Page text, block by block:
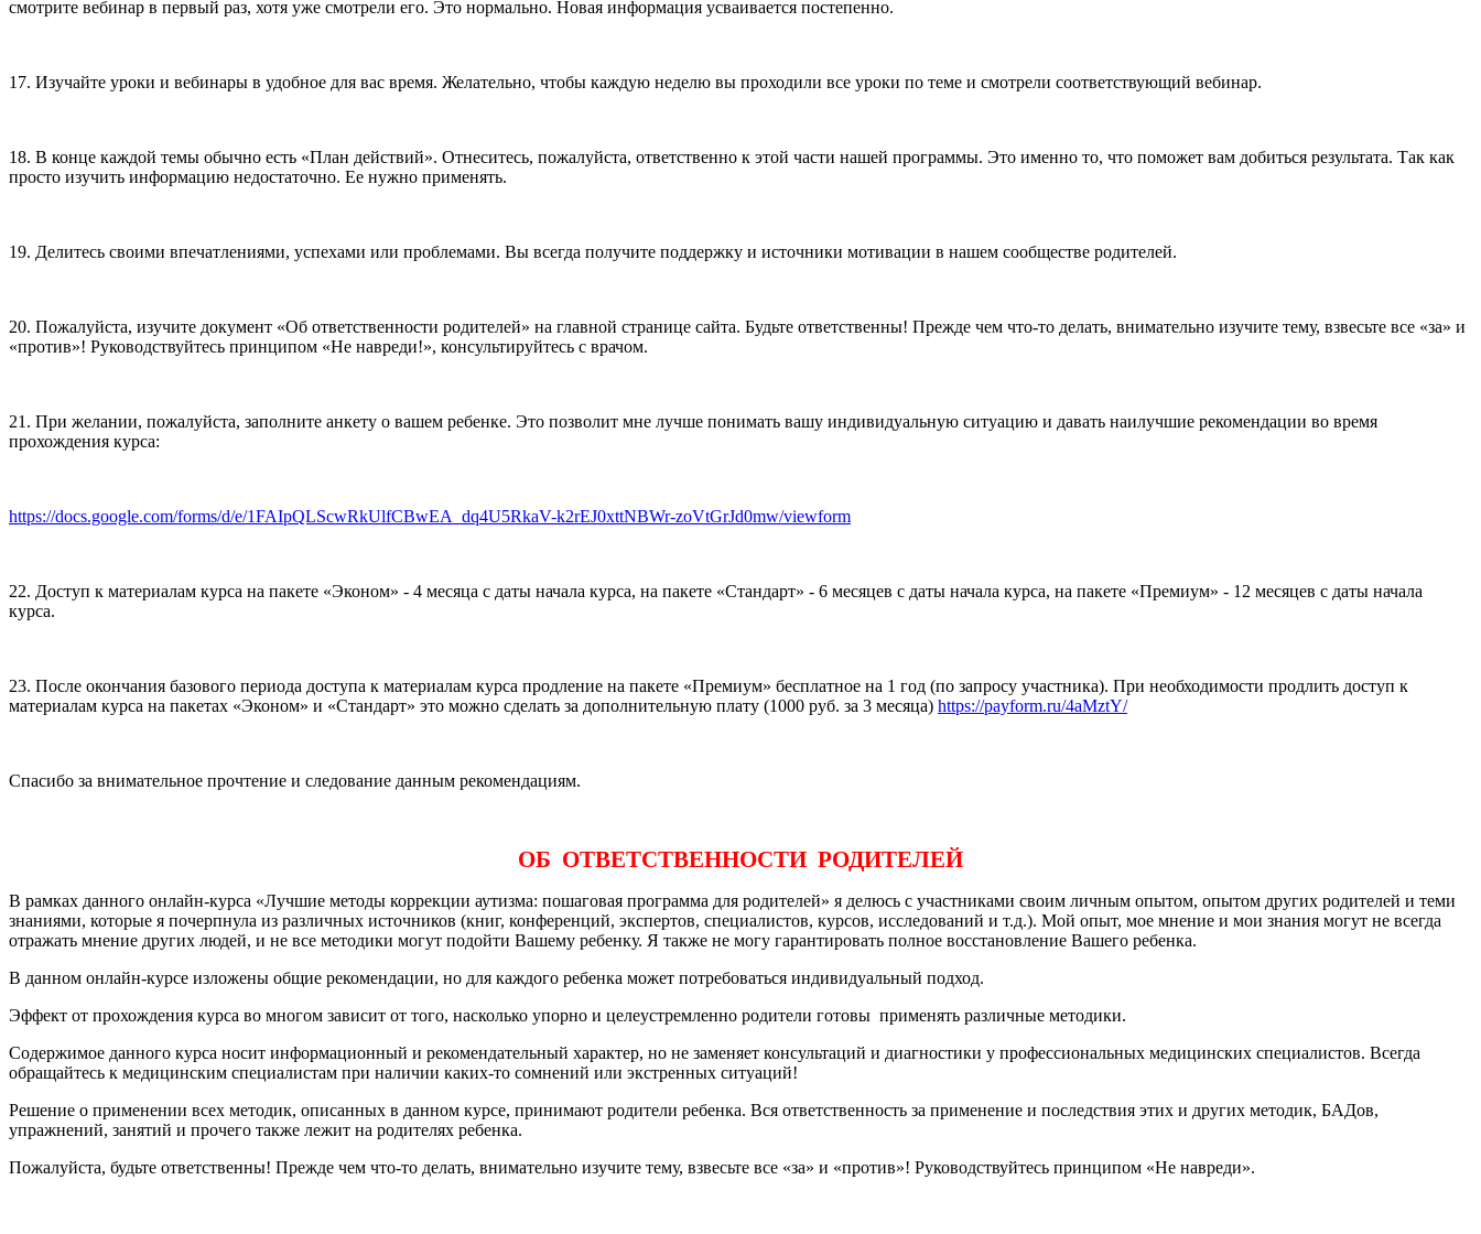
смотрите вебинар в первый раз, хотя уже смотрели его. Это нормально. Новая информация усваивается постепенно.
17. Изучайте уроки и вебинары в удобное для вас время. Желательно, чтобы каждую неделю вы проходили все уроки по теме и смотрели соответствующий вебинар.
18. В конце каждой темы обычно есть «План действий». Отнеситесь, пожалуйста, ответственно к этой части нашей программы. Это именно то, что поможет вам добиться результата. Так как
просто изучить информацию недостаточно. Ее нужно применять.
19. Делитесь своими впечатлениями, успехами или проблемами. Вы всегда получите поддержку и источники мотивации в нашем сообществе родителей.
20. Пожалуйста, изучите документ «Об ответственности родителей» на главной странице сайта. Будьте ответственны! Прежде чем что-то делать, внимательно изучите тему, взвесьте все «за» и
«против»! Руководствуйтесь принципом «Не навреди!», консультируйтесь с врачом.
21. При желании, пожалуйста, заполните анкету о вашем ребенке. Это позволит мне лучше понимать вашу индивидуальную ситуацию и давать наилучшие рекомендации во время
прохождения курса:
https://docs.google.com/forms/d/e/1FAIpQLScwRkUlfCBwEA_dq4U5RkaV-k2rEJ0xttNBWr-zoVtGrJd0mw/viewform
22. Доступ к материалам курса на пакете «Эконом» - 4 месяца с даты начала курса, на пакете «Стандарт» - 6 месяцев с даты начала курса, на пакете «Премиум» - 12 месяцев с даты начала
курса.
23. После окончания базового периода доступа к материалам курса продление на пакете «Премиум» бесплатное на 1 год (по запросу участника). При необходимости продлить доступ к
материалам курса на пакетах «Эконом» и «Стандарт» это можно сделать за дополнительную плату (1000 руб. за 3 месяца) https://payform.ru/4aMztY/
Спасибо за внимательное прочтение и следование данным рекомендациям.
ОБ ОТВЕТСТВЕННОСТИ РОДИТЕЛЕЙ
В рамках данного онлайн-курса «Лучшие методы коррекции аутизма: пошаговая программа для родителей» я делюсь с участниками своим личным опытом, опытом других родителей и теми
знаниями, которые я почерпнула из различных источников (книг, конференций, экспертов, специалистов, курсов, исследований и т.д.). Мой опыт, мое мнение и мои знания могут не всегда
отражать мнение других людей, и не все методики могут подойти Вашему ребенку. Я также не могу гарантировать полное восстановление Вашего ребенка.
В данном онлайн-курсе изложены общие рекомендации, но для каждого ребенка может потребоваться индивидуальный подход.
Эффект от прохождения курса во многом зависит от того, насколько упорно и целеустремленно родители готовы применять различные методики.
Содержимое данного курса носит информационный и рекомендательный характер, но не заменяет консультаций и диагностики у профессиональных медицинских специалистов. Всегда
обращайтесь к медицинским специалистам при наличии каких-то сомнений или экстренных ситуаций!
Решение о применении всех методик, описанных в данном курсе, принимают родители ребенка. Вся ответственность за применение и последствия этих и других методик, БАДов,
упражнений, занятий и прочего также лежит на родителях ребенка.
Пожалуйста, будьте ответственны! Прежде чем что-то делать, внимательно изучите тему, взвесьте все «за» и «против»! Руководствуйтесь принципом «Не навреди».